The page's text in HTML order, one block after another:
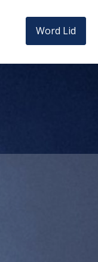
Word Lid